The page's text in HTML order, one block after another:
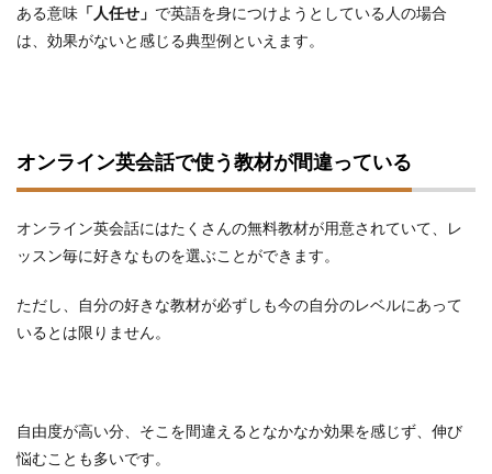
ある意味 「人任せ」 で英語を身につけようとしている人の場合
は、効果がないと感じる典型例といえます。
オンライン英会話で使う教材が間違っている
オンライン英会話にはたくさんの無料教材が用意されていて、レ
ッスン毎に好きなものを選ぶことができます。
ただし、自分の好きな教材が必ずしも今の自分のレベルにあって
いるとは限りません。
自由度が高い分、そこを間違えるとなかなか効果を感じず、伸び
悩むことも多いです。